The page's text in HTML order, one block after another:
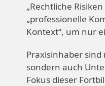
„Rechtliche
„professionelle
Kontext“, um nur
Praxisinhaber
sondern auch
Fokus dieser